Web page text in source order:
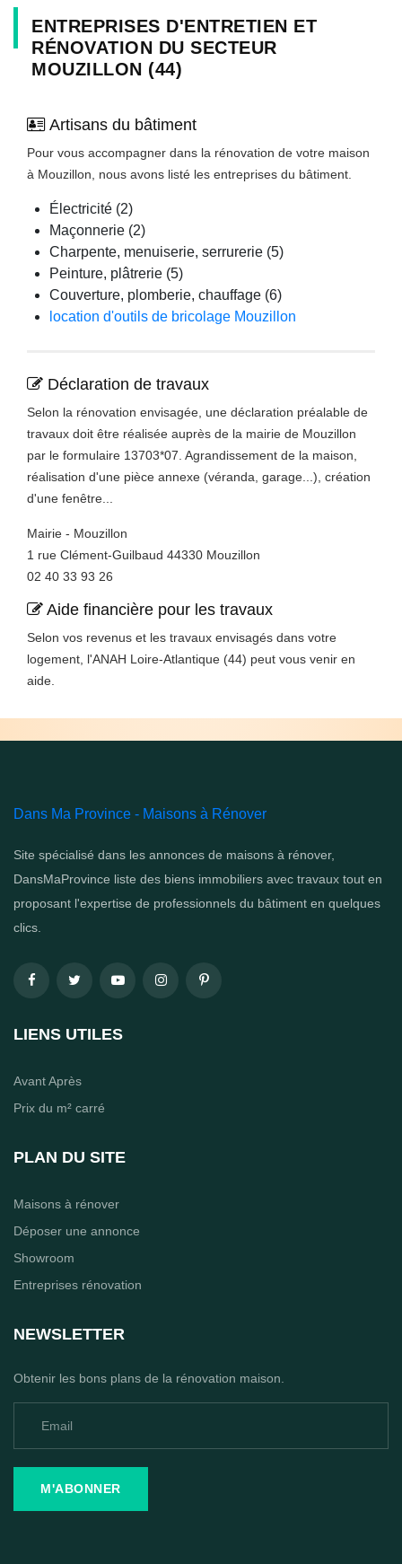
ENTREPRISES D'ENTRETIEN ET
RÉNOVATION DU SECTEUR
MOUZILLON (44)
Artisans du bâtiment
Pour vous accompagner dans la rénovation de votre maison
à Mouzillon, nous avons listé les entreprises du bâtiment.
Électricité (2)
Maçonnerie (2)
Charpente, menuiserie, serrurerie (5)
Peinture, plâtrerie (5)
Couverture, plomberie, chauffage (6)
location d'outils de bricolage Mouzillon
Déclaration de travaux
Selon la rénovation envisagée, une déclaration préalable de
travaux doit être réalisée auprès de la mairie de Mouzillon
par le formulaire 13703*07. Agrandissement de la maison,
réalisation d'une pièce annexe (véranda, garage...), création
d'une fenêtre...
Mairie - Mouzillon
1 rue Clément-Guilbaud 44330 Mouzillon
02 40 33 93 26
Aide financière pour les travaux
Selon vos revenus et les travaux envisagés dans votre
logement, l'ANAH Loire-Atlantique (44) peut vous venir en
aide.
Dans Ma Province - Maisons à Rénover
Site spécialisé dans les annonces de maisons à rénover,
DansMaProvince liste des biens immobiliers avec travaux tout en
proposant l'expertise de professionnels du bâtiment en quelques
clics.
LIENS UTILES
Avant Après
Prix du m² carré
PLAN DU SITE
Maisons à rénover
Déposer une annonce
Showroom
Entreprises rénovation
NEWSLETTER
Obtenir les bons plans de la rénovation maison.
M'ABONNER